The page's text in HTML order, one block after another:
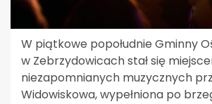
W piątkowe popołudnie Gminny
w Zebrzydowicach stał się
niezapomnianych muzycznych
Widowiskowa, wypełniona po